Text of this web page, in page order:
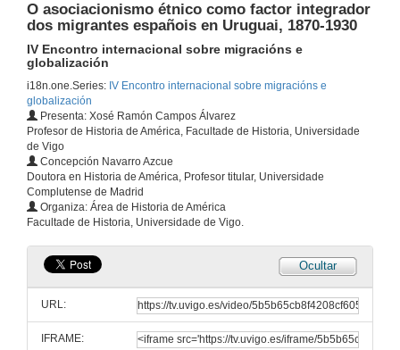
O asociacionismo étnico como factor integrador
dos migrantes españois en Uruguai, 1870-1930
IV Encontro internacional sobre migracións e
globalización
i18n.one.Series: IV Encontro internacional sobre migracións e
globalización
Presenta: Xosé Ramón Campos Álvarez
Profesor de Historia de América, Facultade de Historia, Universidade
de Vigo
Concepción Navarro Azcue
Doutora en Historia de América, Profesor titular, Universidade
Complutense de Madrid
Organiza: Área de Historia de América
Facultade de Historia, Universidade de Vigo.
Ocultar
URL:
IFRAME:
Presentación do curso
Conferencia inaugural
13 de out. de 2010
Migracións bolivianas a Brasil e xénero
IV Encontro internacional sobre migracións e globalización
13 de out. de 2010